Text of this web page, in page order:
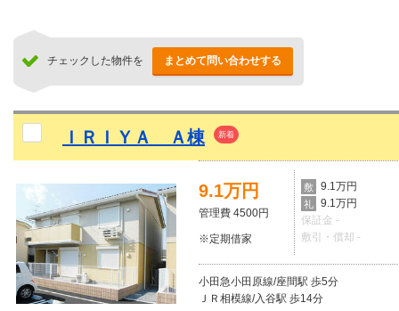
チェックした物件を まとめて問い合わせする
ＩＲＩＹＡ Ａ棟 新着
9.1万円
管理費 4500円
※定期借家
敷 9.1万円
礼
9.1万円
保証金 -
敷引・償却 -
小田急小田原線/座間駅 歩5分
ＪＲ相模線/入谷駅 歩14分